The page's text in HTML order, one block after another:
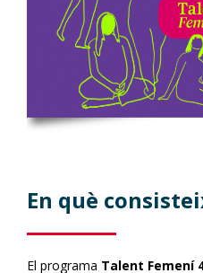
En què
El programa Talent Femení